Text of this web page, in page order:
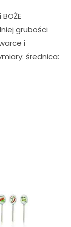
grubości
i
średnica: